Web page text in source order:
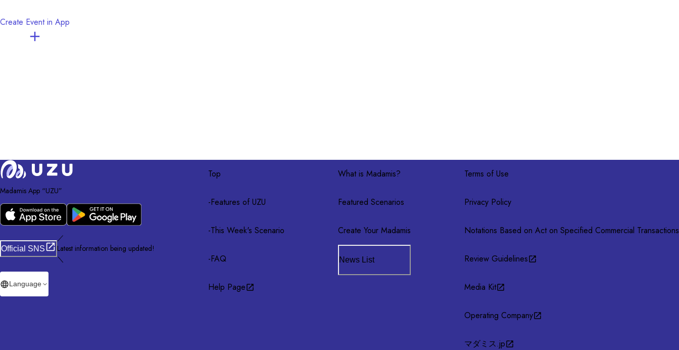
Create Event in App
Madamis App “UZU”
Official SNS
／
Latest information being updated!
＼
Language
Top
-Features of UZU
-This Week's Scenario
-FAQ
Help Page
What is Madamis?
Featured Scenarios
Create Your Madamis
News List
Terms of Use
Privacy Policy
Notations Based on Act on Specified Commercial Transactions
Review Guidelines
Media Kit
Operating Company
マダミス.jp